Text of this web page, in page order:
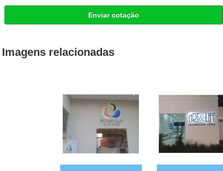
Enviar cotação
Imagens relacionadas